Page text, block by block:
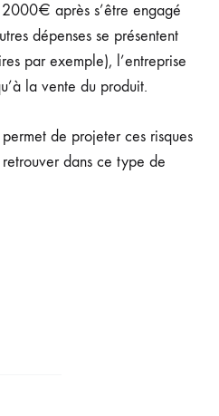
après s’être engagé
dépenses se présentent
par exemple), l’entreprise
la vente du produit.
de projeter ces risques
dans ce type de